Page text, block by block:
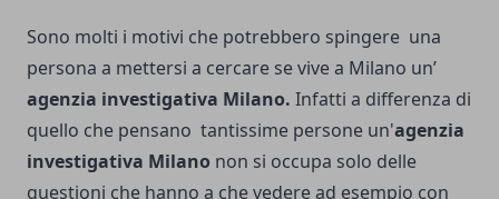
Sono molti i motivi che potrebbero spingere una
persona a mettersi a cercare se vive a Milano un’
agenzia investigativa Milano. Infatti a differenza di
quello che pensano tantissime persone un'agenzia
investigativa Milano non si occupa solo delle
questioni che hanno a che vedere ad esempio con